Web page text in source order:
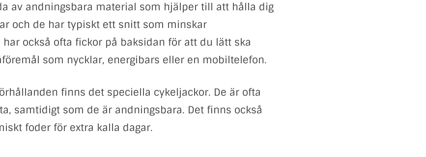
av andningsbara material som hjälper till att hålla dig
och de har typiskt ett snitt som minskar
också ofta fickor på baksidan för att du lätt ska
som nycklar, energibars eller en mobiltelefon.
finns det speciella cykeljackor. De är ofta
samtidigt som de är andningsbara. Det finns också
foder för extra kalla dagar.